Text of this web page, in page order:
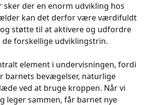
sker der en enorm udvikling hos
kan det derfor være værdifuldt
støtte til at aktivere og udfordre
forskellige udviklingstrin.
element i undervisningen, fordi
barnets bevægelser, naturlige
ved at bruge kroppen. Når vi
leger sammen, får barnet nye